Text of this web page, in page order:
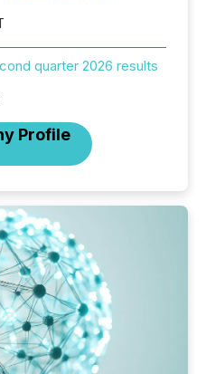
quarter 2026 results
Profile